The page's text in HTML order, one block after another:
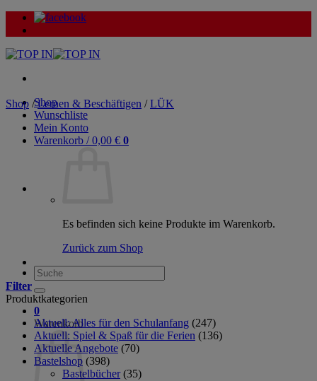
Zum
Inhalt
Shop
Wunschliste
Mein Konto
Warenkorb /0,00 € 0
Es befinden sich keine Produkte im Warenkorb.
Zurück zum Shop
Suche
nach:
0
Warenkorb
Shop / Lernen & Beschäftigen / LÜK
Filter
Produktkategorien
Aktuell: Alles für den Schulanfang (247)
Aktuell: Spiel & Spaß für die Ferien (136)
Aktuelle Angebote (70)
Bastelshop (398)
Bastelbücher (35)